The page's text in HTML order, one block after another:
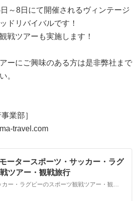
～8日にて開催されるヴィンテージ
ドリバイバルです！
戦ツアーも実施します！
ーにご興味のある方は是非弊社まで
。
業部］
travel.com
ータースポーツ・サッカー・ラグ
ツアー・観戦旅行